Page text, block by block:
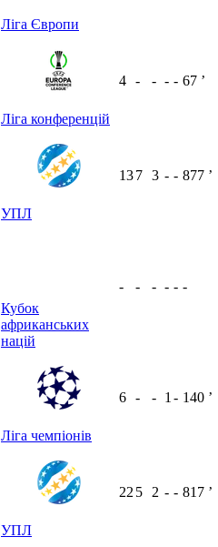
Ліга Європи
Ліга конференцій
4 - - - - 67 ʼ
УПЛ
137 3 - - 877 ʼ
Кубок
африканських
націй
- - - - - -
Ліга чемпіонів
6 - - 1 - 140 ʼ
УПЛ
22 5 2 - - 817 ʼ